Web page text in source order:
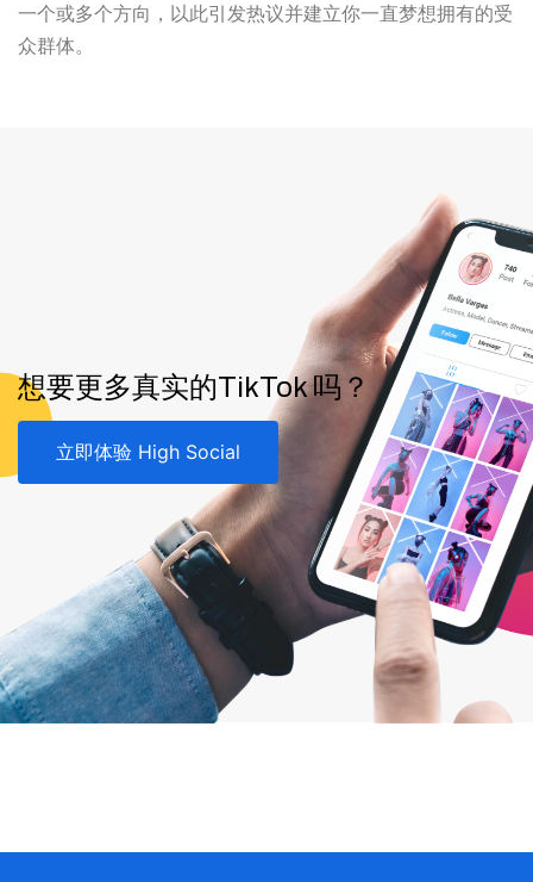
一个或多个方向，以此引发热议并建立你一直梦想拥有的受
众群体。
想要更多真实的TikTok 吗？
立即体验 High Social